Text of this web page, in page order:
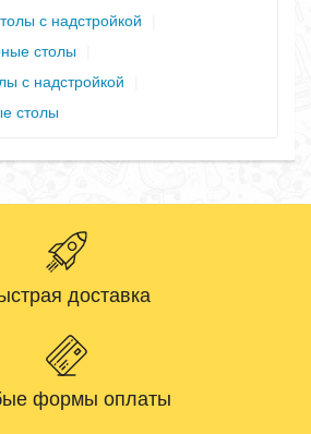
с надстройкой
столы
с надстройкой
столы
доставка
формы оплаты